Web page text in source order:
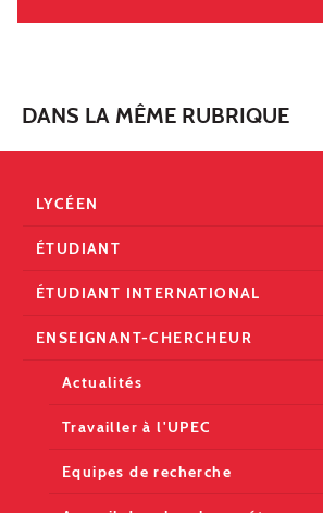
DANS LA MÊME RUBRIQUE
LYCÉEN
ÉTUDIANT
ÉTUDIANT INTERNATIONAL
ENSEIGNANT-CHERCHEUR
Actualités
Travailler à l'UPEC
Equipes de recherche